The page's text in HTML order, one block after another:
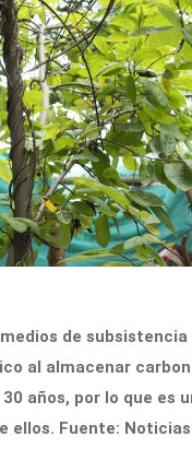
de subsistencia
al almacenar
años, por lo que es
Fuente: Noticias